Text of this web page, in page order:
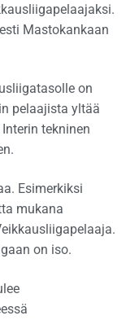
Mastokankaan
on
pelaajista yltää
tekninen
Esimerkiksi
mukana
on iso.